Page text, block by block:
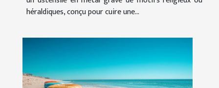
héraldiques, conçu pour cuire une...